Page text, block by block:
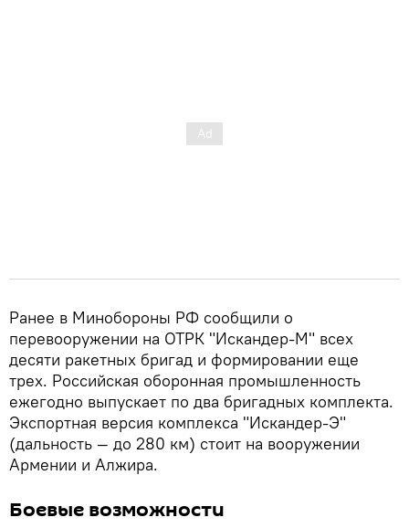
Ранее в Минобороны РФ сообщили о
перевооружении на ОТРК "Искандер-М" всех
десяти ракетных бригад и формировании еще
трех. Российская оборонная промышленность
ежегодно выпускает по два бригадных комплекта.
Экспортная версия комплекса "Искандер-Э"
(дальность — до 280 км) стоит на вооружении
Армении и Алжира.
Боевые возможности